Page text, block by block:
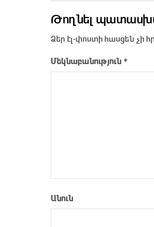
Թողնել
Ձեր էլ-փոստի հասցեն չի
Մեկնաբանություն *
Անուն